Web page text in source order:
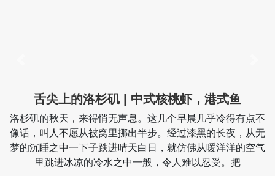
舌尖上的洛杉矶 | 中式核桃虾，港式鱼
洛杉矶的秋天，来得悄无声息。这几个早晨几乎冷得有点不
像话，叫人不愿从被窝里挪出半步。经过漆黑的长夜，从无
梦的沉睡之中一下子跌进晴天白日，就仿佛从暖洋洋的空气
里跳进冰凉的冷水之中一般，令人难以忍受。把